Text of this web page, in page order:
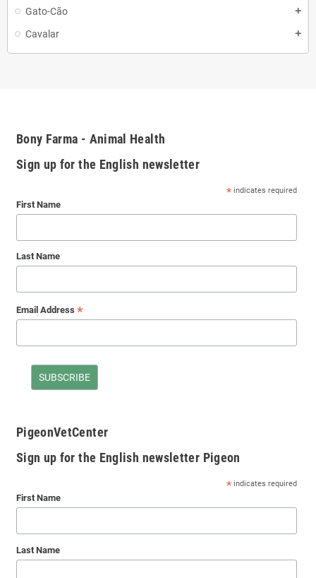
Gato-Cão
Cavalar
Bony Farma - Animal Health
Sign up for the English newsletter
* indicates required
First Name
Last Name
Email Address *
PigeonVetCenter
Sign up for the English newsletter Pigeon
* indicates required
First Name
Last Name